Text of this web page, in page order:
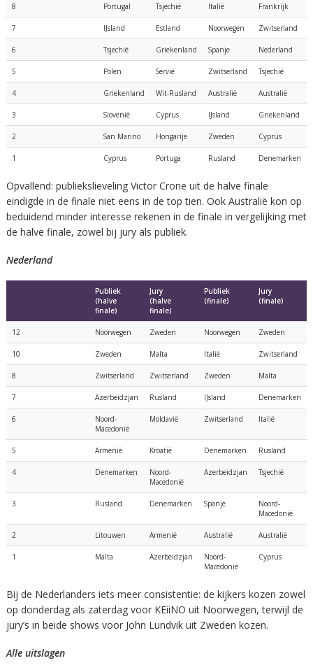
8 Portugal Tsjechië Italië Frankrijk
7 IJsland Estland Noorwegen Zwitserland
6 Tsjechië Griekenland Spanje Nederland
5 Polen Servië Zwitserland Tsjechië
4 Griekenland Wit-Rusland Australië Australië
3 Slovenië Cyprus IJsland Griekenland
2 San Marino Hongarije Zweden Cyprus
1 Cyprus Portuga Rusland Denemarken
Opvallend: publiekslieveling Victor Crone uit de halve finale
eindigde in de finale niet eens in de top tien. Ook Australië kon op
beduidend minder interesse rekenen in de finale in vergelijking met
de halve finale, zowel bij jury als publiek.
Nederland
Publiek
(halve
finale)
Jury
(halve
finale)
Publiek
(finale)
Jury
(finale)
12 Noorwegen Zweden Noorwegen Zweden
10 Zweden Malta Italië Zwitserland
8 Zwitserland Zwitserland Zweden Malta
7 Azerbeidzjan Rusland IJsland Denemarken
6
Noord-
Macedonië
Moldavië Zwitserland Italië
5 Armenië Kroatië Denemarken Rusland
4 Denemarken
Noord-
Macedonië
Azerbeidzjan Tsjechië
3 Rusland Denemarken Spanje
Noord-
Macedonië
2 Litouwen Armenië Australië Australië
1 Malta Azerbeidzjan
Noord-
Macedonië
Cyprus
Bij de Nederlanders iets meer consistentie: de kijkers kozen zowel
op donderdag als zaterdag voor KEiiNO uit Noorwegen, terwijl de
jury’s in beide shows voor John Lundvik uit Zweden kozen.
Alle uitslagen